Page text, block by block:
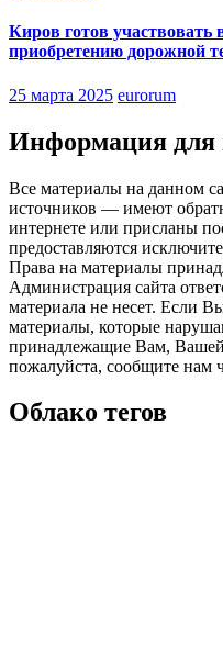
Киров готов
приобретению дорожной
25 марта 2025 eurorum
Информация для
Все материалы на данном
источников — имеют
интернете или присланы
предоставляются
Права на материалы
Администрация сайта
материала не несет. Если
материалы, которые
принадлежащие Вам,
пожалуйста, сообщите нам
Облако тегов